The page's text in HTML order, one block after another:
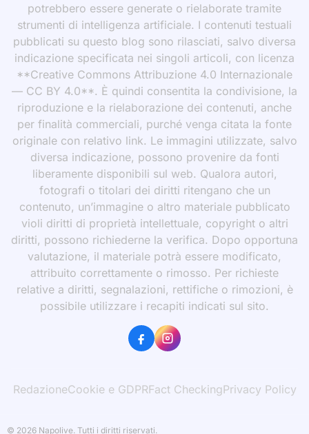
potrebbero essere generate o rielaborate tramite
strumenti di intelligenza artificiale. I contenuti testuali
pubblicati su questo blog sono rilasciati, salvo diversa
indicazione specificata nei singoli articoli, con licenza
**Creative Commons Attribuzione 4.0 Internazionale
— CC BY 4.0**. È quindi consentita la condivisione, la
riproduzione e la rielaborazione dei contenuti, anche
per finalità commerciali, purché venga citata la fonte
originale con relativo link. Le immagini utilizzate, salvo
diversa indicazione, possono provenire da fonti
liberamente disponibili sul web. Qualora autori,
fotografi o titolari dei diritti ritengano che un
contenuto, un’immagine o altro materiale pubblicato
violi diritti di proprietà intellettuale, copyright o altri
diritti, possono richiederne la verifica. Dopo opportuna
valutazione, il materiale potrà essere modificato,
attribuito correttamente o rimosso. Per richieste
relative a diritti, segnalazioni, rettifiche o rimozioni, è
possibile utilizzare i recapiti indicati sul sito.
RedazioneCookie e GDPRFact CheckingPrivacy Policy
© 2026 Napolive. Tutti i diritti riservati.